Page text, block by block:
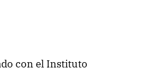
con el Instituto